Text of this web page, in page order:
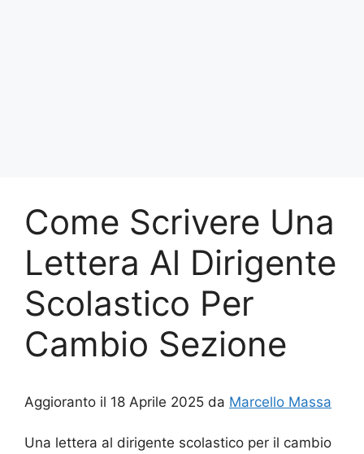
Come Scrivere Una
Lettera Al Dirigente
Scolastico Per
Cambio Sezione
Aggioranto il 18 Aprile 2025 da Marcello Massa
Una lettera al dirigente scolastico per il cambio